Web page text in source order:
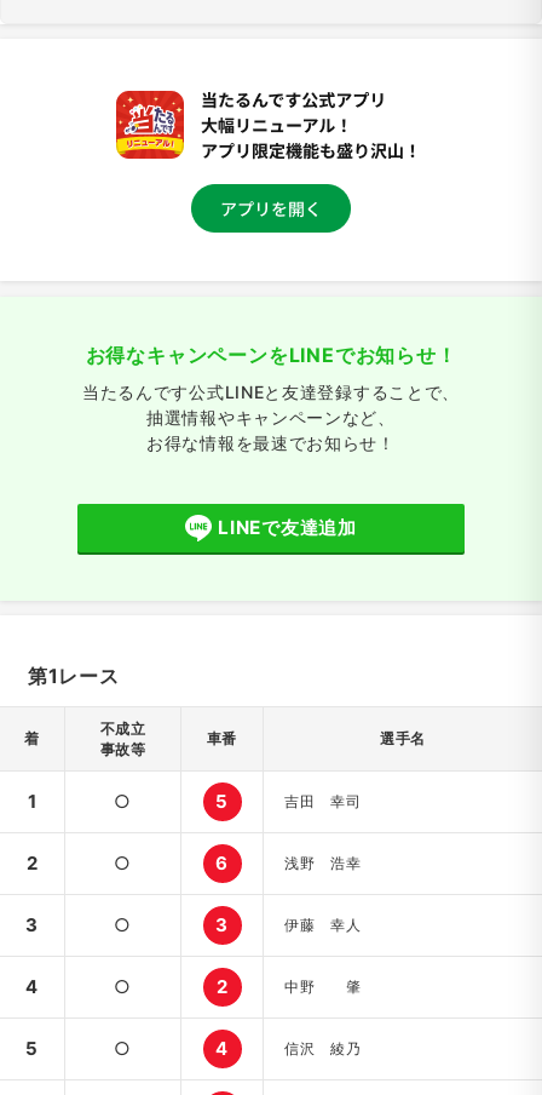
お得なキャンペーンをLINEでお知らせ！
当たるんです公式LINEと友達登録することで、
抽選情報やキャンペーンなど、
お得な情報を最速でお知らせ！
LINEで友達追加
第1レース
着
不成立
事故等
車番 選手名
1 ○ 5 吉田 幸司
2 ○ 6 浅野 浩幸
3 ○ 3 伊藤 幸人
4 ○ 2 中野 肇
5 ○ 4 信沢 綾乃